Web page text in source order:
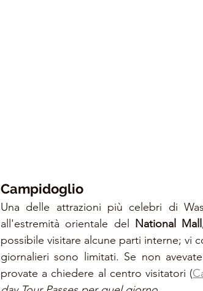
Campidoglio
Una delle attrazioni più celebri di
all'estremità orientale del National Mall
possibile visitare alcune parti interne; vi
giornalieri sono limitati. Se non
provate a chiedere al centro visitatori (